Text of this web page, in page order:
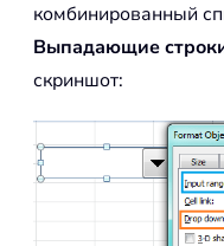
комбинированный
Выпадающие
скриншот: